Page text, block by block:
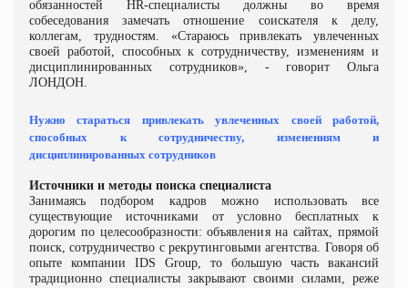
обязанностей HR-специалисты
должны во время
собеседования замечать
отношение соискателя к делу,
коллегам, трудностям. «Стараюсь привлекать увлеченных
своей работой, способных к сотрудничеству, изменениям и
дисциплинированных сотрудников», - говорит Ольга
ЛОНДОН.
Нужно стараться привлекать увлеченных своей работой,
способных к сотрудничеству, изменениям и
дисциплинированных сотрудников
Источники и методы поиска специалиста
Занимаясь подбором кадров можно использовать все
существующие источниками от условно бесплатных к
дорогим по целесообразности: объявления на сайтах, прямой
поиск, сотрудничество с рекрутинговыми агентства. Говоря об
опыте компании IDS Group , то большую часть вакансий
традиционно специалисты закрывают своими силами, реже